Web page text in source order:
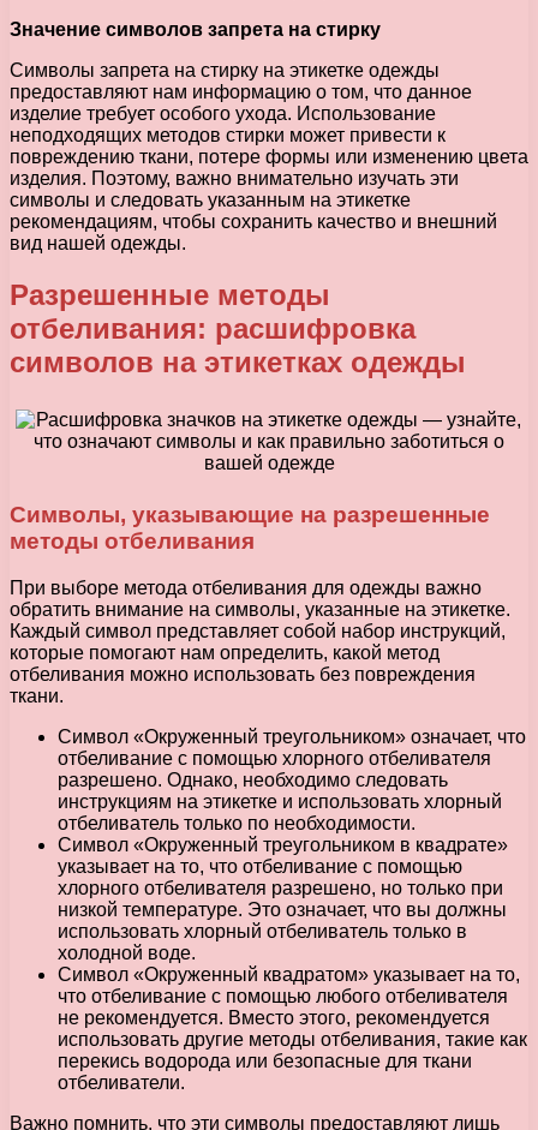
Значение символов запрета на стирку
Символы запрета на стирку на этикетке одежды
предоставляют нам информацию о том, что данное
изделие требует особого ухода. Использование
неподходящих методов стирки может привести к
повреждению ткани, потере формы или изменению цвета
изделия. Поэтому, важно внимательно изучать эти
символы и следовать указанным на этикетке
рекомендациям, чтобы сохранить качество и внешний
вид нашей одежды.
Разрешенные методы
отбеливания: расшифровка
символов на этикетках одежды
Символы, указывающие на разрешенные
методы отбеливания
При выборе метода отбеливания для одежды важно
обратить внимание на символы, указанные на этикетке.
Каждый символ представляет собой набор инструкций,
которые помогают нам определить, какой метод
отбеливания можно использовать без повреждения
ткани.
Символ «Окруженный треугольником» означает, что
отбеливание с помощью хлорного отбеливателя
разрешено. Однако, необходимо следовать
инструкциям на этикетке и использовать хлорный
отбеливатель только по необходимости.
Символ «Окруженный треугольником в квадрате»
указывает на то, что отбеливание с помощью
хлорного отбеливателя разрешено, но только при
низкой температуре. Это означает, что вы должны
использовать хлорный отбеливатель только в
холодной воде.
Символ «Окруженный квадратом» указывает на то,
что отбеливание с помощью любого отбеливателя
не рекомендуется. Вместо этого, рекомендуется
использовать другие методы отбеливания, такие как
перекись водорода или безопасные для ткани
отбеливатели.
Важно помнить, что эти символы предоставляют лишь